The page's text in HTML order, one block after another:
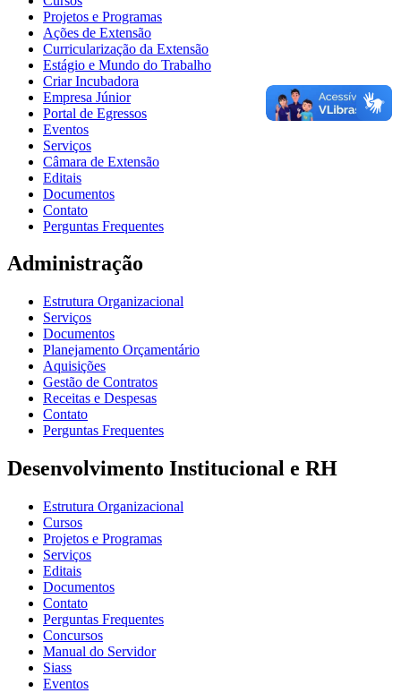
Projetos e Programas
Ações de Extensão
Curricularização da Extensão
Estágio e Mundo do Trabalho
Criar Incubadora
Empresa Júnior
Portal de Egressos
Eventos
Serviços
Câmara de Extensão
Editais
Documentos
Contato
Perguntas Frequentes
Administração
Estrutura Organizacional
Serviços
Documentos
Planejamento Orçamentário
Aquisições
Gestão de Contratos
Receitas e Despesas
Contato
Perguntas Frequentes
Desenvolvimento Institucional e RH
Estrutura Organizacional
Cursos
Projetos e Programas
Serviços
Editais
Documentos
Contato
Perguntas Frequentes
Concursos
Manual do Servidor
Siass
Eventos